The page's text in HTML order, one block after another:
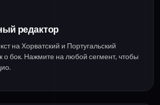
редактор
на Хорватский и Португальский
о бок. Нажмите на любой сегмент, чтобы